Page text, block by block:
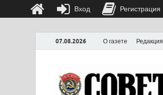
07.08.2026 О газете Редакция
Вход Регистрация